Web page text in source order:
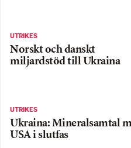
UTRIKES
Norskt och danskt
miljardstöd till Ukraina
UTRIKES
Ukraina: Mineralsamtal
USA i slutfas